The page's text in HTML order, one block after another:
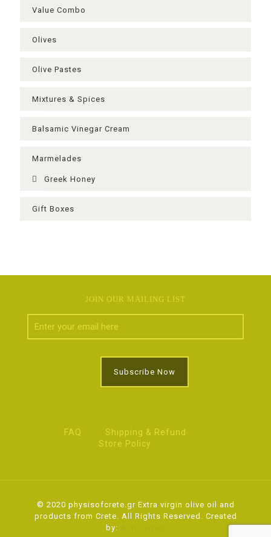
Value Combo
Olives
Olive Pastes
Mixtures & Spices
Balsamic Vinegar Cream
Μarmelades
Greek Ηoney
Gift Boxes
JOIN OUR MAILING LIST
FAQ
Shipping & Refund
Store Policy
© 2020 physisofcrete.gr Extra virgin olive oil and
products from Crete. All Rights Reserved. Created
by: